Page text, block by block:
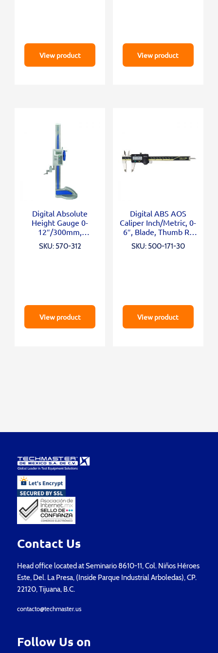
View product View product
Digital Absolute
Height Gauge 0-
12″/300mm,
SKU: 570-312
View product
Digital ABS AOS
Caliper Inch/Metric, 0-
6″, Blade, Thumb R.,
SKU: 500-171-30
View product
Contact Us
Head office located at Seminario 8610-11, Col. Niños Héroes
Este, Del. La Presa, (Inside Parque Industrial Arboledas), CP.
22120, Tijuana, B.C.
contacto@techmaster.us
Follow Us on